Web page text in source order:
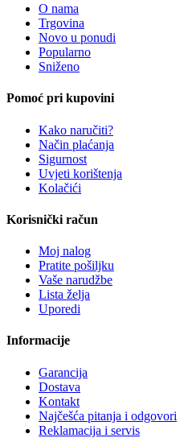
O nama
Trgovina
Novo u ponudi
Popularno
Sniženo
Pomoć pri kupovini
Kako naručiti?
Način plaćanja
Sigurnost
Uvjeti korištenja
Kolačići
Korisnički račun
Moj nalog
Pratite pošiljku
Vaše narudžbe
Lista želja
Uporedi
Informacije
Garancija
Dostava
Kontakt
Najčešća pitanja i odgovori
Reklamacija i servis